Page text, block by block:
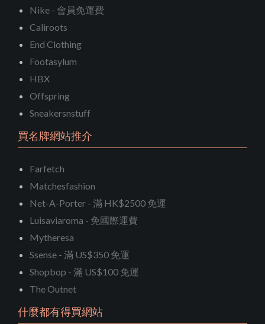
Nike - 會員免運費
Caliroots
End Clothing
Footasylum
HBX
Offspring
Sneakersnstuff
買名牌網站推介
Farfetch
Matchesfashion
Net-A-Porter - 滿 HK$2500 免運
Luisaviaroma - 免國際運費
Mytheresa
Ssense - 滿 US$350 免運
Shopbop - 滿 US$100 免運
The Outnet
什麼都有得買網站